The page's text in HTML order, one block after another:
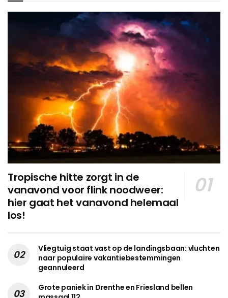
Tropische hitte zorgt in de
vanavond voor flink noodweer:
hier gaat het vanavond helemaal
los!
Vliegtuig staat vast op de landingsbaan: vluchten
naar populaire vakantiebestemmingen
geannuleerd
Grote paniek in Drenthe en Friesland bellen